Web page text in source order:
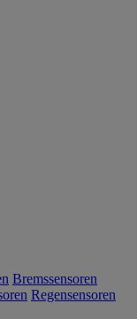
Bremssensoren
Regensensoren